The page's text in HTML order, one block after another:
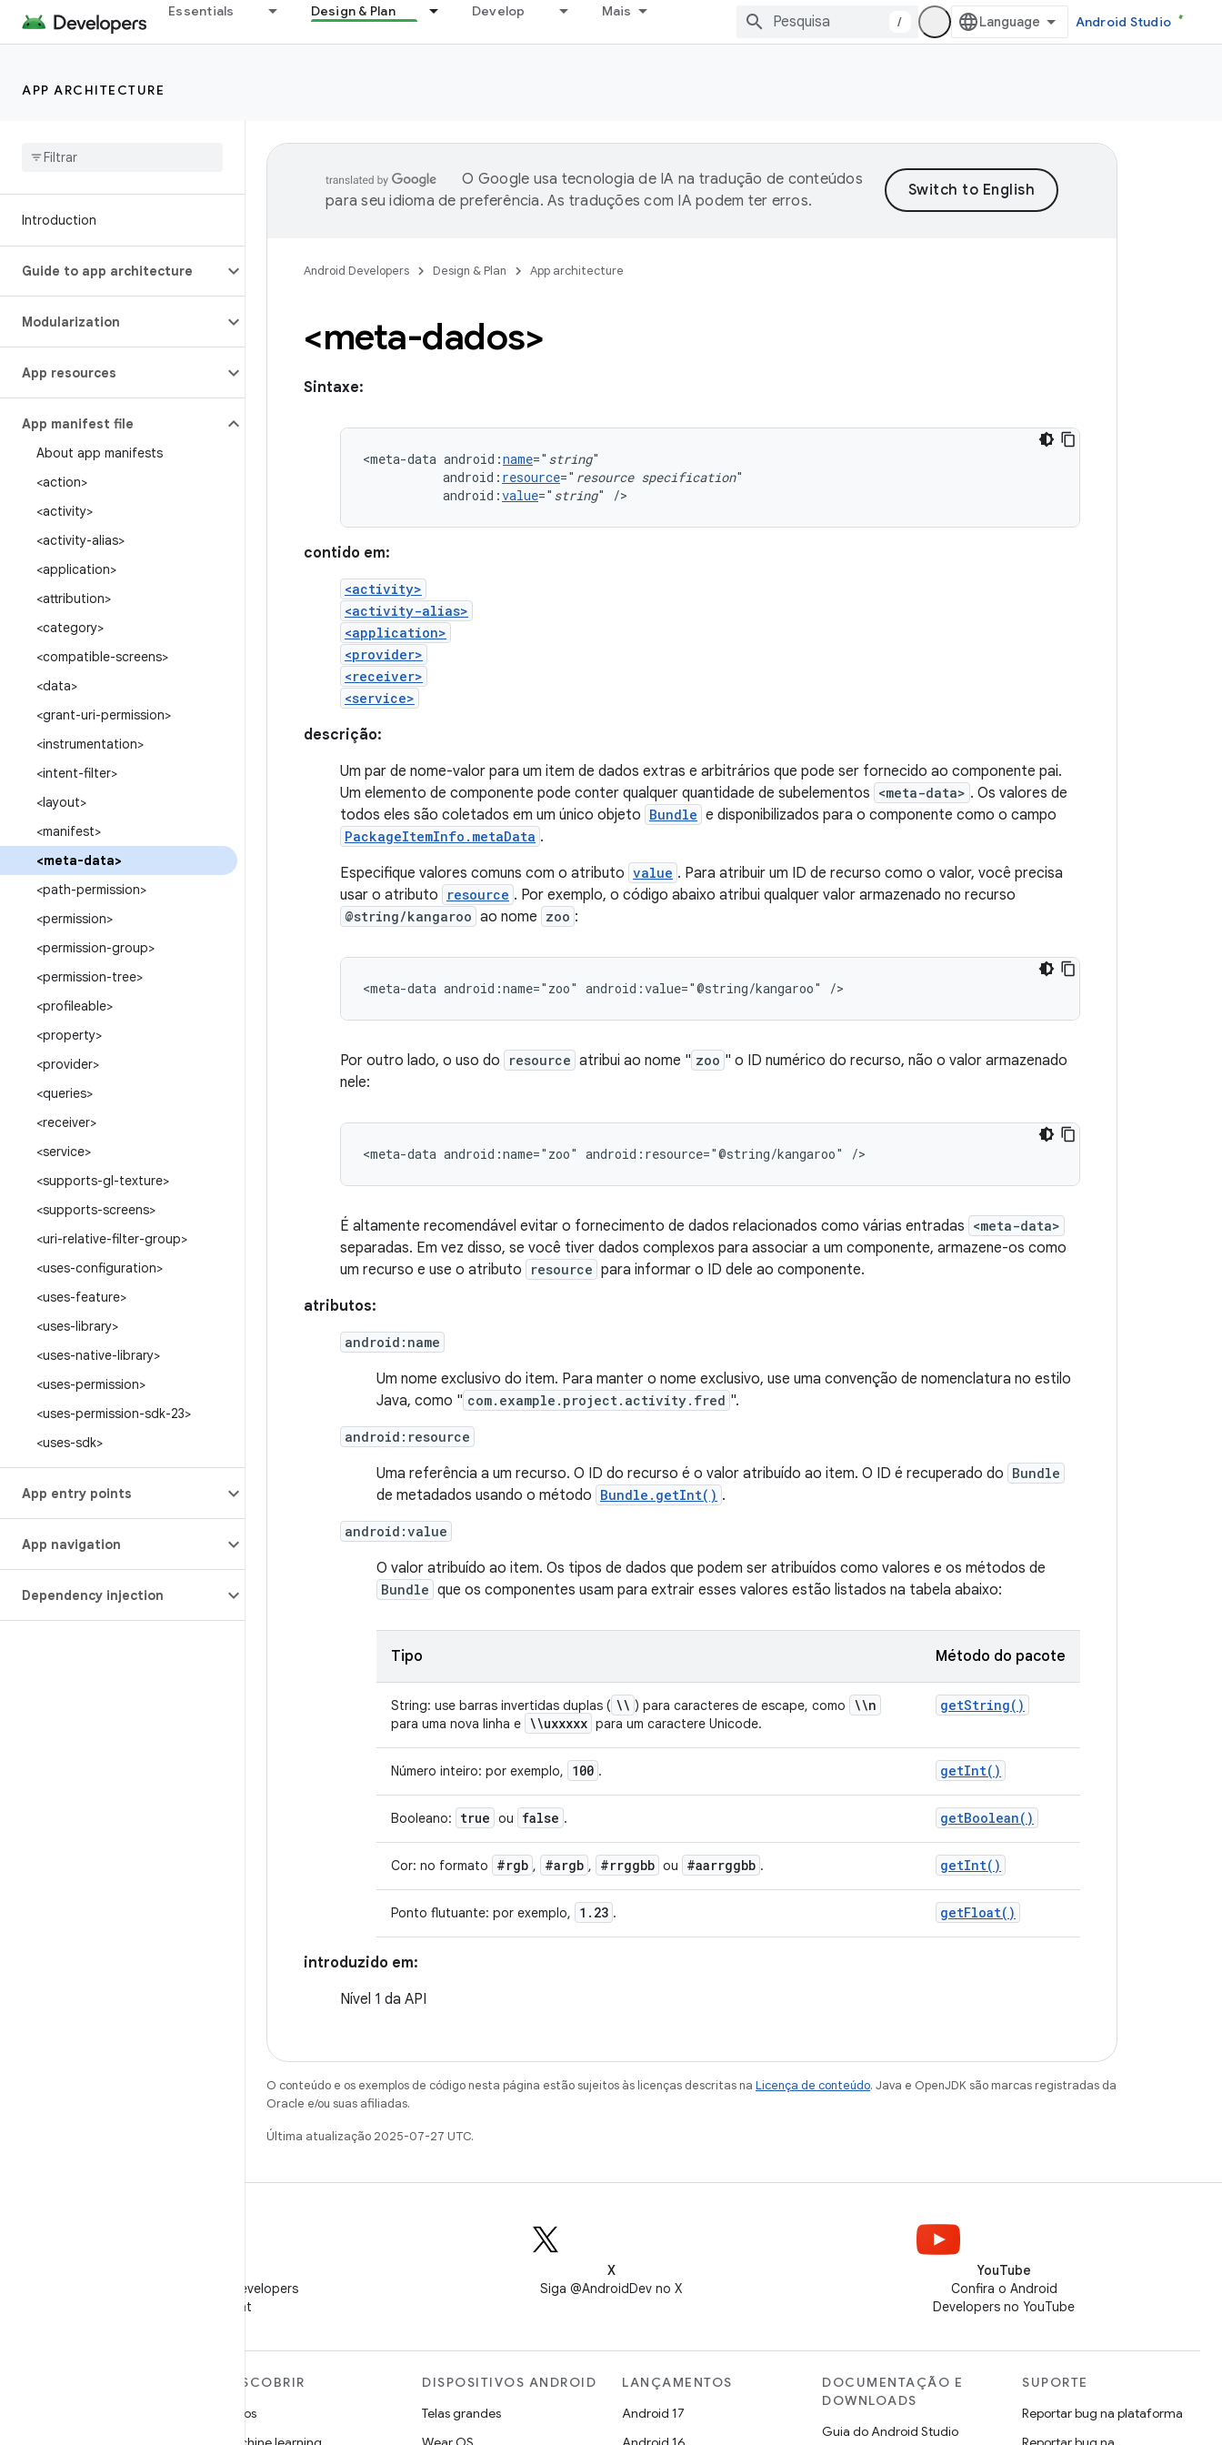
Essentials Design & Plan Develop Mais
/ Android Studio
APP ARCHITECTURE
Introduction
Guide to app architecture
Modularization
App resources
App manifest file
About app manifests
<action>
<activity>
<activity-alias>
<application>
<attribution>
<category>
<compatible-screens>
<data>
<grant-uri-permission>
<instrumentation>
<intent-filter>
<layout>
<manifest>
<meta-data>
<path-permission>
<permission>
<permission-group>
<permission-tree>
<profileable>
<property>
<provider>
<queries>
<receiver>
<service>
<supports-gl-texture>
<supports-screens>
<uri-relative-filter-group>
<uses-configuration>
<uses-feature>
<uses-library>
<uses-native-library>
<uses-permission>
<uses-permission-sdk-23>
<uses-sdk>
App entry points
App navigation
Dependency injection
O Google usa tecnologia de IA na tradução de conteúdos
para seu idioma de preferência. As traduções com IA podem ter erros.
Android Developers Design & Plan App architecture
<meta-dados>
Sintaxe:
<meta-data android:name=" string
android: resource=" resource specification
android:value=" string" />
contido em:
<activity>
<activity-alias>
<application>
<provider>
<receiver>
<service>
descrição:
Um par de nome-valor para um item de dados extras e arbitrários que pode ser fornecido ao componente pai.
Um elemento de componente pode conter qualquer quantidade de subelementos <meta-data> . Os valores de
todos eles são coletados em um único objeto Bundle e disponibilizados para o componente como o campo
PackageItemInfo.metaData .
Especifique valores comuns com o atributo value . Para atribuir um ID de recurso como o valor, você precisa
usar o atributo
resource . Por exemplo, o código abaixo atribui qualquer valor armazenado no recurso
@string/kangaroo ao nome zoo :
<meta-data android:name="zoo" android:value="@string/kangaroo" />
Por outro lado, o uso do resource atribui ao nome " zoo " o ID numérico do recurso, não o valor armazenado
nele:
<meta-data android:name="zoo" android:resource="@string/kangaroo" />
É altamente recomendável evitar o fornecimento de dados relacionados como várias entradas <meta-data>
separadas. Em vez disso, se você tiver dados complexos para associar a um componente, armazene-os como
um recurso e use o atributo
resource para informar o ID dele ao componente.
atributos:
android:name
Um nome exclusivo do item. Para manter o nome exclusivo, use uma convenção de nomenclatura no estilo
Java, como " com.example.project.activity.fred ".
android:resource
Uma referência a um recurso. O ID do recurso é o valor atribuído ao item. O ID é recuperado do Bundle
de metadados usando o método Bundle.getInt() .
android:value
O valor atribuído ao item. Os tipos de dados que podem ser atribuídos como valores e os métodos de
Bundle que os componentes usam para extrair esses valores estão listados na tabela abaixo:
Tipo Método do pacote
String: use barras invertidas duplas ( \\ ) para caracteres de escape, como \\n
para uma nova linha e \\uxxxxx para um caractere Unicode.
getString( )
Número inteiro: por exemplo, 100 . getInt( )
Booleano: true ou false . getBoolean( )
Cor: no formato #rgb , #argb , #rrggbb ou #aarrggbb . getInt( )
Ponto flutuante: por exemplo, 1 . 23 . getFloat( )
introduzido em:
Nível 1 da API
O conteúdo e os exemplos de código nesta página estão sujeitos às licenças descritas na Licença de conteúdo. Java e OpenJDK são marcas registradas da
Oracle e/ou suas afiliadas.
Última atualização 2025-07-27 UTC.
Siga o Android Developers
no WeChat
X
Siga @AndroidDev no X
YouTube
Confira o Android
Developers no YouTube
DESCOBRIR
Jogos
DISPOSITIVOS ANDROID
Telas grandes
LANÇAMENTOS
Android 17
DOCUMENTAÇÃO E
DOWNLOADS
Guia do Android Studio
SUPORTE
Reportar bug na plataforma